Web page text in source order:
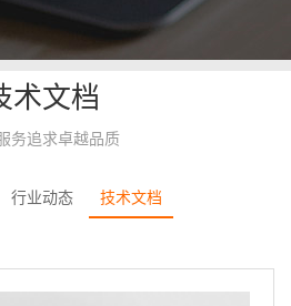
术文档
务追求卓越品质
行业动态 技术文档